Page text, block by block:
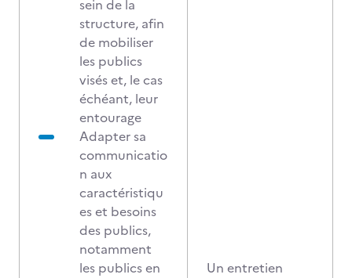
sein de la
structure, afin
de mobiliser
les publics
visés et, le cas
échéant, leur
entourage
Adapter sa
communicatio
n aux
caractéristiqu
es et besoins
des publics,
notamment
les publics en
Un entretien